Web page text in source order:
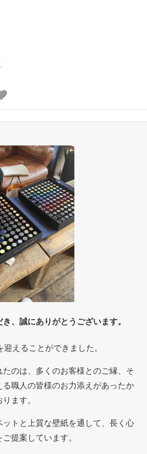
、誠にありがとうございます。
えることができました。
のは、多くのお客様とのご縁、そ
職人の皆様のお力添えがあったか
ます。
トと上質な壁紙を通して、長く心
提案しています。